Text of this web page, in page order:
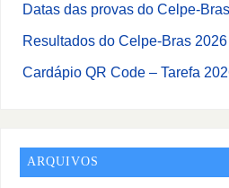
Datas das provas do Celpe-Bras
Resultados do Celpe-Bras
Cardápio QR Code – Tarefa
ARQUIVOS